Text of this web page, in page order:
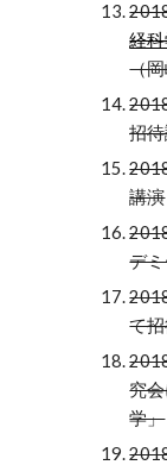
経
（
招
講演
デ
て
究
学」